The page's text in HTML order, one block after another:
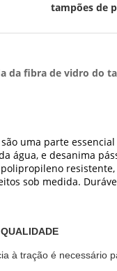
tampões de
da fibra de vidro do
uma parte
água, e desanima
resistente,
sob medida.
à tração é necessário